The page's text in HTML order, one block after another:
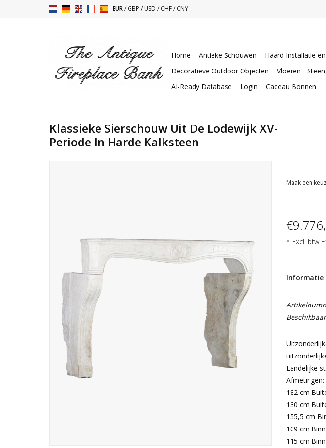
EUR/GBP /USD /CHF/CNY
Home Antieke Schouwen Haard Installatie
Decoratieve Outdoor Objecten
Vloeren -
AI-Ready Database
Login Cadeau Bonnen
Klassieke Sierschouw Uit De Lodewijk XV-
Periode In Harde Kalksteen
Maak een
* Excl. btw
Informatie
Landelijke
Afmetingen:
182 cm
130 cm
155,5 cm
109 cm
115 cm